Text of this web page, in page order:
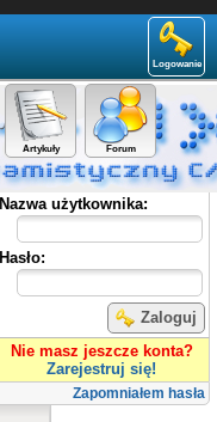
Logowanie
Artykuły Forum
Panel użytkownika
Nazwa użytkownika:
Hasło:
Zaloguj
Nie masz jeszcze konta?
Zarejestruj się!
Zapomniałem hasła